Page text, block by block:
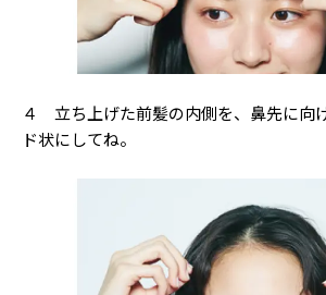
４ 立ち上げた前髪の内側を、鼻先に向
ド状にしてね。